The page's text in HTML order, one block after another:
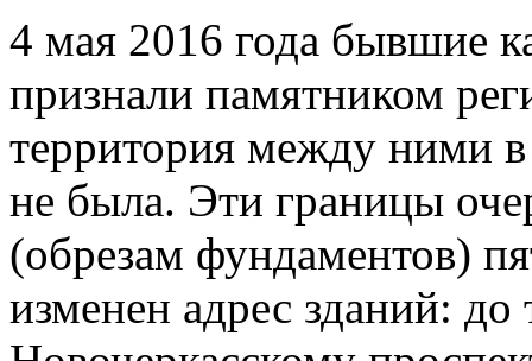
4 мая 2016 года бывшие
признали памятником
территория между ними
не была. Эти границы
(обрезам фундаментов)
изменен адрес зданий: